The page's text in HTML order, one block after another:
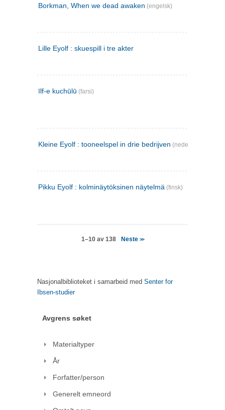
Borkman, When we dead awaken (engelsk)
Lille Eyolf : skuespill i tre akter
īlf-e kuchūlū (farsi)
Kleine Eyolf : tooneelspel in drie bedrijven (nederlandsk)
Pikku Eyolf : kolminäytöksinen näytelmä (finsk)
1–10 av 138 Neste >>
Nasjonalbiblioteket i samarbeid med Senter for
Ibsen-studier
Avgrens søket
Materialtyper
År
Forfatter/person
Generelt emneord